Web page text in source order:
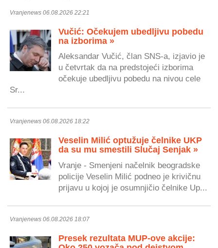
Vranjenews 06.08.2026 22:21
Vučić: Očekujem ubedljivu pobedu
na izborima »
Aleksandar Vučić, član SNS-a, izjavio je
u četvrtak da na predstojeći izborima
očekuje ubedljivu pobedu na nivou cele
Sr...
Vranjenews 06.08.2026 18:22
Veselin Milić optužuje čelnike UKP
da su mu smestili Slučaj Senjak »
Vranje - Smenjeni načelnik beogradske
policije Veselin Milić podneo je krivičnu
prijavu u kojoj je osumnjičio čelnike Up...
Vranjenews 06.08.2026 18:07
Presek rezultata MUP-ove akcije: